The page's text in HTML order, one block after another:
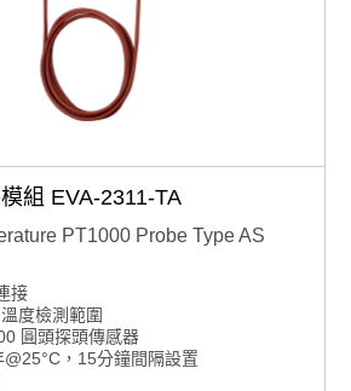
組 EVA-2311-TA
PT1000 Probe Type AS
接
度檢測範圍
圓頭探頭傳感器
，15分鐘間隔設置